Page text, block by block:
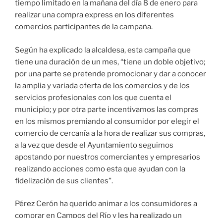
tiempo limitado en la mañana del día 8 de enero para
realizar una compra express en los diferentes
comercios participantes de la campaña.
Según ha explicado la alcaldesa, esta campaña que
tiene una duración de un mes, “tiene un doble objetivo;
por una parte se pretende promocionar y dar a conocer
la amplia y variada oferta de los comercios y de los
servicios profesionales con los que cuenta el
municipio; y por otra parte incentivamos las compras
en los mismos premiando al consumidor por elegir el
comercio de cercanía a la hora de realizar sus compras,
a la vez que desde el Ayuntamiento seguimos
apostando por nuestros comerciantes y empresarios
realizando acciones como esta que ayudan con la
fidelización de sus clientes”.
Pérez Cerón ha querido animar a los consumidores a
comprar en Campos del Río y les ha realizado un